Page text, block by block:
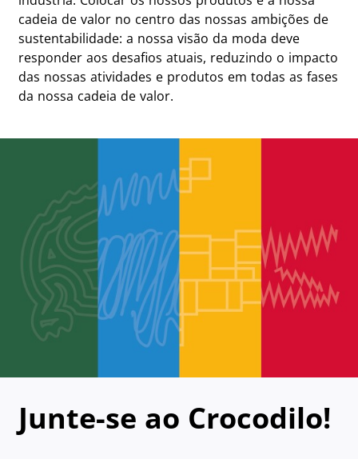
cadeia de valor no centro das nossas ambições de
sustentabilidade: a nossa visão da moda deve
responder aos desafios atuais, reduzindo o impacto
das nossas atividades e produtos em todas as fases
da nossa cadeia de valor.
Junte-se ao Crocodilo!